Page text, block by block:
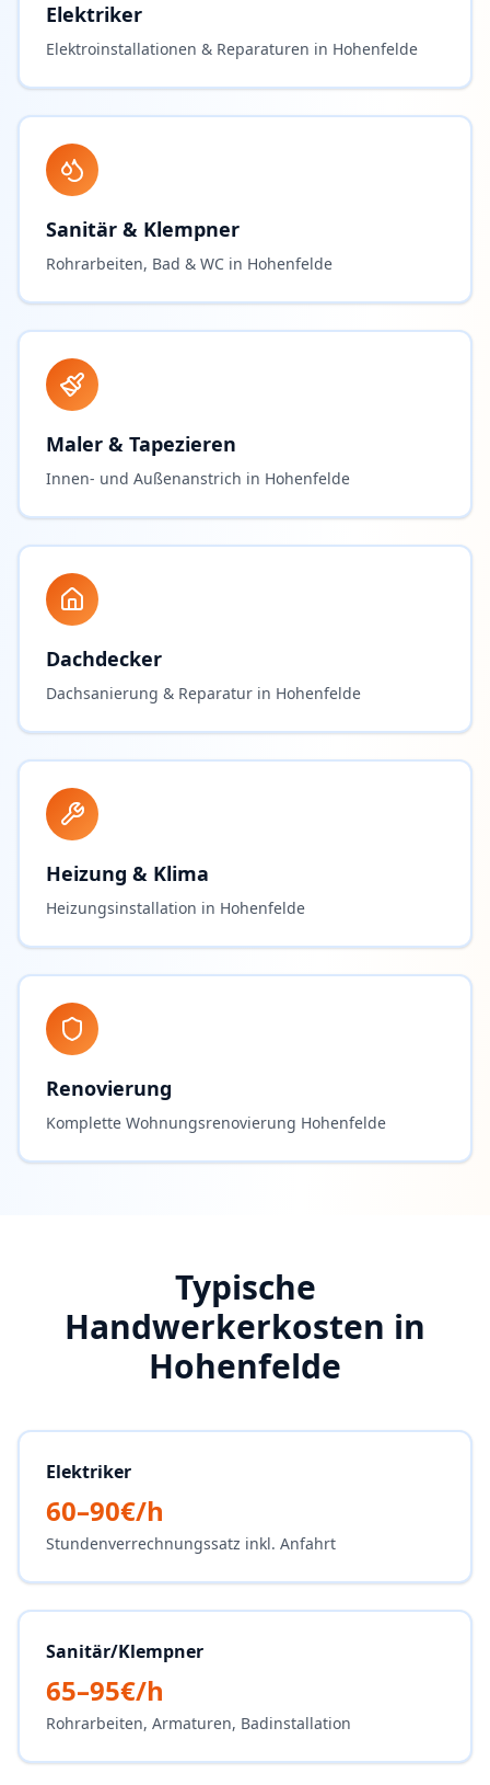
Elektriker
Elektroinstallationen & Reparaturen in Hohenfelde
Sanitär & Klempner
Rohrarbeiten, Bad & WC in Hohenfelde
Maler & Tapezieren
Innen- und Außenanstrich in Hohenfelde
Dachdecker
Dachsanierung & Reparatur in Hohenfelde
Heizung & Klima
Heizungsinstallation in Hohenfelde
Renovierung
Komplette Wohnungsrenovierung Hohenfelde
Typische
Handwerkerkosten in
Hohenfelde
Elektriker
60–90€/h
Stundenverrechnungssatz inkl. Anfahrt
Sanitär/Klempner
65–95€/h
Rohrarbeiten, Armaturen, Badinstallation